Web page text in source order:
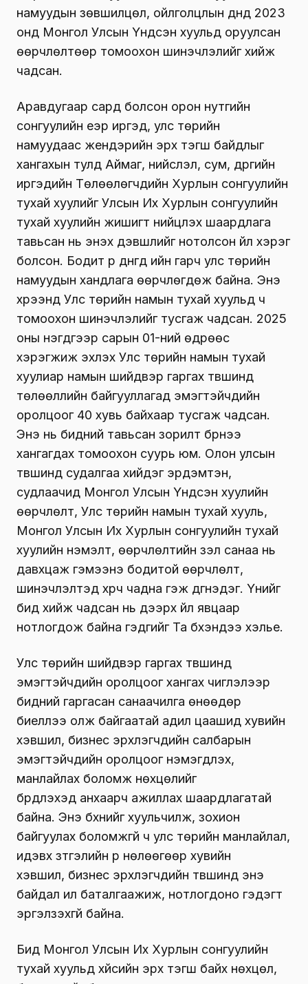
намуудын зөвшилцөл, ойлголцлын дүнд 2023
онд Монгол Улсын Үндсэн хуульд оруулсан
өөрчлөлтөөр томоохон шинэчлэлийг хийж
чадсан.
Аравдугаар сард болсон орон нутгийн
сонгуулийн үеэр иргэд, улс төрийн
намуудаас жендэрийн эрх тэгш байдлыг
хангахын тулд Аймаг, нийслэл, сум, дүүргийн
иргэдийн Төлөөлөгчдийн Хурлын сонгуулийн
тухай хуулийг Улсын Их Хурлын сонгуулийн
тухай хуулийн жишигт нийцүүлэх шаардлага
тавьсан нь энэхүү дэвшлийг нотолсон үйл хэрэг
болсон. Бодит үр дүнгүүд ийн гарч улс төрийн
намуудын хандлага өөрчлөгдөж байна. Энэ
хүрээнд Улс төрийн намын тухай хуульд ч
томоохон шинэчлэлийг тусгаж чадсан. 2025
оны нэгдүгээр сарын 01-ний өдрөөс
хэрэгжиж эхлэх Улс төрийн намын тухай
хуулиар намын шийдвэр гаргах түвшинд
төлөөллийн байгууллагад эмэгтэйчүүдийн
оролцоог 40 хувь байхаар тусгаж чадсан.
Энэ нь бидний тавьсан зорилт бүрнээ
хангагдах томоохон суурь юм. Олон улсын
түвшинд судалгаа хийдэг эрдэмтэн,
судлаачид Монгол Улсын Үндсэн хуулийн
өөрчлөлт, Улс төрийн намын тухай хууль,
Монгол Улсын Их Хурлын сонгуулийн тухай
хуулийн нэмэлт, өөрчлөлтийн үзэл санаа нь
давхцаж гэмээнэ бодитой өөрчлөлт,
шинэчлэлтэд хүрч чадна гэж дүгнэдэг. Үүнийг
бид хийж чадсан нь дээрх үйл явцаар
нотлогдож байна гэдгийг Та бүхэндээ хэлье.
Улс төрийн шийдвэр гаргах түвшинд
эмэгтэйчүүдийн оролцоог хангах чиглэлээр
бидний гаргасан санаачилга өнөөдөр
биеллээ олж байгаатай адил цаашид хувийн
хэвшил, бизнес эрхлэгчдийн салбарын
эмэгтэйчүүдийн оролцоог нэмэгдүүлэх,
манлайлах боломж нөхцөлийг
бүрдүүлэхэд анхаарч ажиллах шаардлагатай
байна. Энэ бүхнийг хуульчилж, зохион
байгуулах боломжгүй ч улс төрийн манлайлал,
идэвх зүтгэлийн үр нөлөөгөөр хувийн
хэвшил, бизнес эрхлэгчдийн түвшинд энэ
байдал илүү баталгаажиж, нотлогдоно гэдэгт
эргэлзэхгүй байна.
Бид Монгол Улсын Их Хурлын сонгуулийн
тухай хуульд хүйсийн эрх тэгш байх нөхцөл,